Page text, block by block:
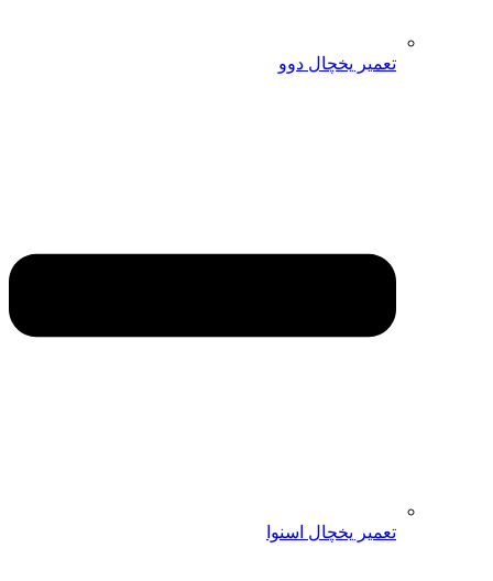
تعمیر یخچال دوو
تعمیر یخچال اسنوا